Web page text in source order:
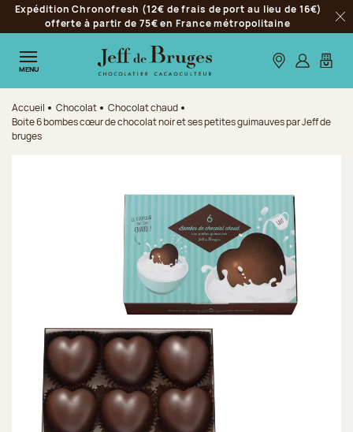
Aller à la navigation
Aller au contenu principal
Aller au pied de page
Expédition Chronofresh (12€ de frais de port au lieu de 16€)
offerte à partir de 75€ en France métropolitaine
MENU Nos boutiques
S’identifier
Mon
Accueil Chocolat
Chocolat chaud
Boite 6 bombes cœur de chocolat noir et ses petites guimauves par Jeff de
bruges